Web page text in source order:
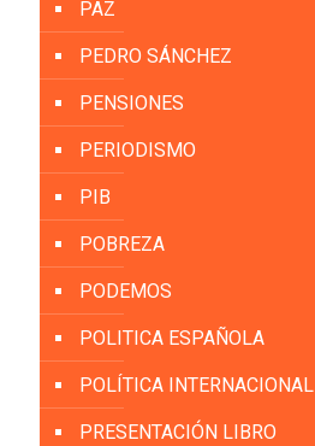
PAZ
PEDRO SÁNCHEZ
PENSIONES
PERIODISMO
PIB
POBREZA
PODEMOS
POLITICA ESPAÑOLA
POLÍTICA INTERNACIONAL
PRESENTACIÓN LIBRO